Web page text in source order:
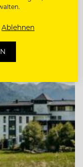
Ablehnen